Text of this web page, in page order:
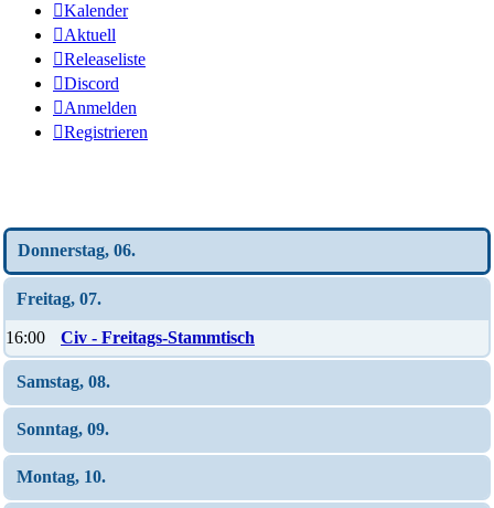
Kalender
Aktuell
Releaseliste
Discord
Anmelden
Registrieren
Donnerstag, 06.
Freitag, 07.
16:00 Civ - Freitags-Stammtisch
Samstag, 08.
Sonntag, 09.
Montag, 10.